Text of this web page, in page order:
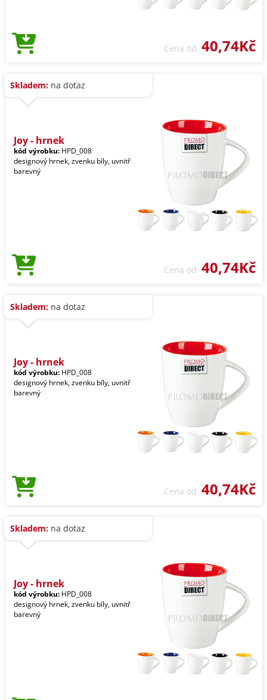
Cena od 40,74Kč
Skladem: na dotaz
Joy - hrnek
kód výrobku: HPD_008
designový hrnek, zvenku bíly, uvnitř
barevný
Cena od 40,74Kč
Skladem: na dotaz
Joy - hrnek
kód výrobku: HPD_008
designový hrnek, zvenku bíly, uvnitř
barevný
Cena od 40,74Kč
Skladem: na dotaz
Joy - hrnek
kód výrobku: HPD_008
designový hrnek, zvenku bíly, uvnitř
barevný